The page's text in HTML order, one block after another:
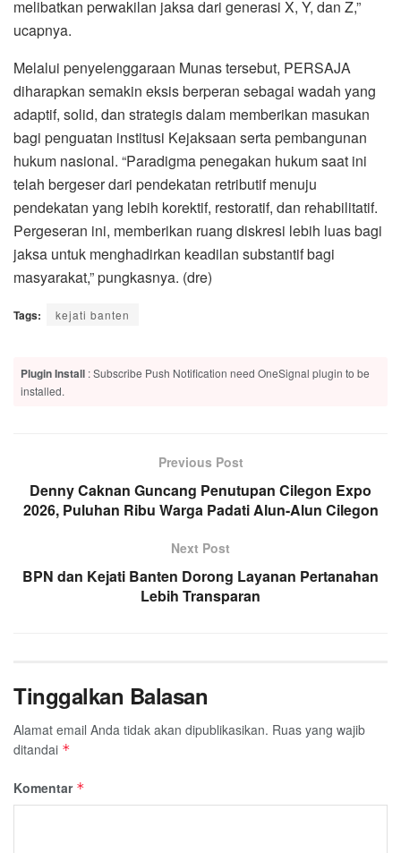
melibatkan perwakilan jaksa dari generasi X, Y, dan Z,”
ucapnya.
Melalui penyelenggaraan Munas tersebut, PERSAJA
diharapkan semakin eksis berperan sebagai wadah yang
adaptif, solid, dan strategis dalam memberikan masukan
bagi penguatan institusi Kejaksaan serta pembangunan
hukum nasional. “Paradigma penegakan hukum saat ini
telah bergeser dari pendekatan retributif menuju
pendekatan yang lebih korektif, restoratif, dan rehabilitatif.
Pergeseran ini, memberikan ruang diskresi lebih luas bagi
jaksa untuk menghadirkan keadilan substantif bagi
masyarakat,” pungkasnya. (dre)
Tags: kejati banten
Plugin Install : Subscribe Push Notification need OneSignal plugin to be
installed.
Previous Post
Denny Caknan Guncang Penutupan Cilegon Expo
2026, Puluhan Ribu Warga Padati Alun-Alun Cilegon
Next Post
BPN dan Kejati Banten Dorong Layanan Pertanahan
Lebih Transparan
Tinggalkan Balasan
Alamat email Anda tidak akan dipublikasikan. Ruas yang wajib
ditandai *
Komentar *